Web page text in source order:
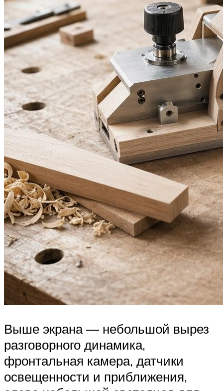
Выше экрана — небольшой вырез
разговорного динамика,
фронтальная камера, датчики
освещенности и приближения,